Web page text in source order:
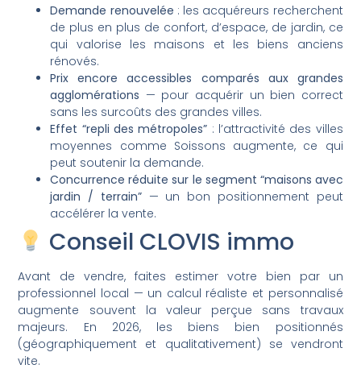
Demande renouvelée : les acquéreurs recherchent
de plus en plus de confort, d’espace, de jardin, ce
qui valorise les maisons et les biens anciens
rénovés.
Prix encore accessibles comparés aux grandes
agglomérations — pour acquérir un bien correct
sans les surcoûts des grandes villes.
Effet “repli des métropoles” : l’attractivité des villes
moyennes comme Soissons augmente, ce qui
peut soutenir la demande.
Concurrence réduite sur le segment “maisons avec
jardin / terrain”— un bon positionnement peut
accélérer la vente.
Conseil CLOVIS immo
Avant de vendre, faites estimer votre bien par un
professionnel local — un calcul réaliste et personnalisé
augmente souvent la valeur perçue sans travaux
majeurs. En 2026, les biens bien positionnés
(géographiquement et qualitativement) se vendront
vite.